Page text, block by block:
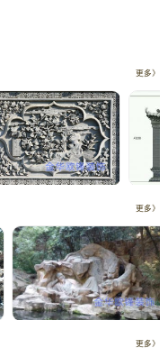
更多》
更多》
更多》